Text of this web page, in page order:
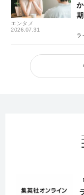
エンタメ
2026.07.31
ラ